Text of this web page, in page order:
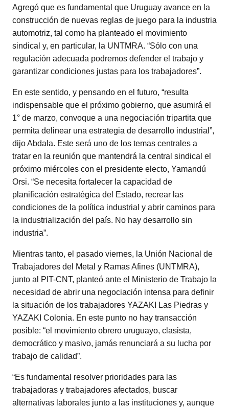
Agregó que es fundamental que Uruguay avance en la
construcción de nuevas reglas de juego para la industria
automotriz, tal como ha planteado el movimiento
sindical y, en particular, la UNTMRA. “Sólo con una
regulación adecuada podremos defender el trabajo y
garantizar condiciones justas para los trabajadores”.
En este sentido, y pensando en el futuro, “resulta
indispensable que el próximo gobierno, que asumirá el
1° de marzo, convoque a una negociación tripartita que
permita delinear una estrategia de desarrollo industrial”,
dijo Abdala. Este será uno de los temas centrales a
tratar en la reunión que mantendrá la central sindical el
próximo miércoles con el presidente electo, Yamandú
Orsi. “Se necesita fortalecer la capacidad de
planificación estratégica del Estado, recrear las
condiciones de la política industrial y abrir caminos para
la industrialización del país. No hay desarrollo sin
industria”.
Mientras tanto, el pasado viernes, la Unión Nacional de
Trabajadores del Metal y Ramas Afines (UNTMRA),
junto al PIT-CNT, planteó ante el Ministerio de Trabajo la
necesidad de abrir una negociación intensa para definir
la situación de los trabajadores YAZAKI Las Piedras y
YAZAKI Colonia. En este punto no hay transacción
posible: “el movimiento obrero uruguayo, clasista,
democrático y masivo, jamás renunciará a su lucha por
trabajo de calidad”.
“Es fundamental resolver prioridades para las
trabajadoras y trabajadores afectados, buscar
alternativas laborales junto a las instituciones y, aunque